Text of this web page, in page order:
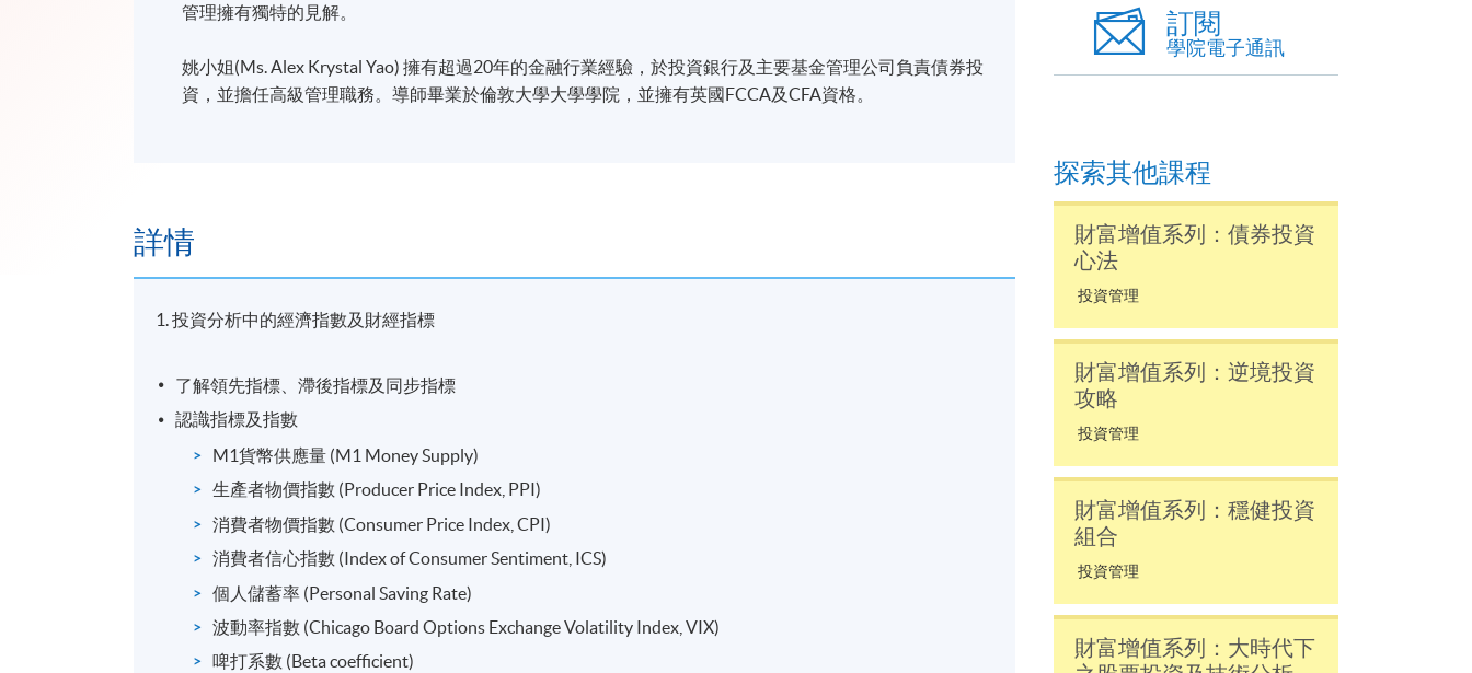
管理擁有獨特的見解。
姚小姐(Ms. Alex Krystal Yao)擁有超過20年的金融行業經驗，於投資銀行及主要基金管理公司負責債券投
資，並擔任高級管理職務。導師畢業於倫敦大學大學學院，並擁有英國FCCA及CFA資格。
詳情
1. 投資分析中的經濟指數及財經指標
了解領先指標、滯後指標及同步指標
認識指標及指數
M1貨幣供應量 (M1 Money Supply)
生產者物價指數 (Producer Price Index, PPI)
消費者物價指數 (Consumer Price Index, CPI)
消費者信心指數 (Index of Consumer Sentiment, ICS)
個人儲蓄率 (Personal Saving Rate)
波動率指數 (Chicago Board Options Exchange Volatility Index, VIX)
啤打系數 (Beta coefficient)
訂閱
學院電子通訊
探索其他課程
財富增值系列：債券投資
心法
投資管理
財富增值系列：逆境投資
攻略
投資管理
財富增值系列：穩健投資
組合
投資管理
財富增值系列：大時代下